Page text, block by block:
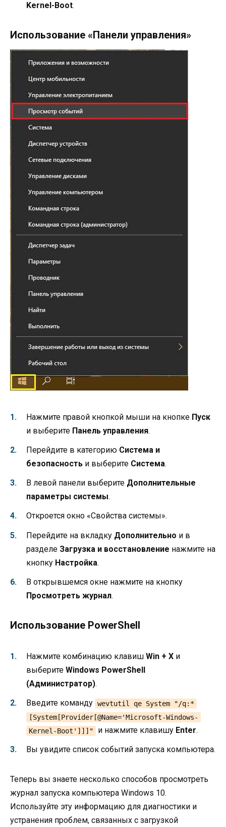
Kernel-Boot.
Использование «Панели управления»
Нажмите правой кнопкой мыши на кнопке Пуск
и выберите Панель управления.
Перейдите в категорию Система и
безопасность и выберите Система.
В левой панели выберите Дополнительные
параметры системы.
Откроется окно «Свойства системы».
Перейдите на вкладку Дополнительно и в
разделе Загрузка и восстановление нажмите на
кнопку Настройка.
В открывшемся окне нажмите на кнопку
Просмотреть журнал.
Использование PowerShell
Нажмите комбинацию клавиш Win + X и
выберите Windows PowerShell
(Администратор).
Введите команду wevtutil qe System "/q:*
[System[Provider[@Name='Microsoft-Windows-
Kernel-Boot']]]"
и нажмите клавишу Enter.
Вы увидите список событий запуска компьютера.
Теперь вы знаете несколько способов просмотреть
журнал запуска компьютера Windows 10.
Используйте эту информацию для диагностики и
устранения проблем, связанных с загрузкой